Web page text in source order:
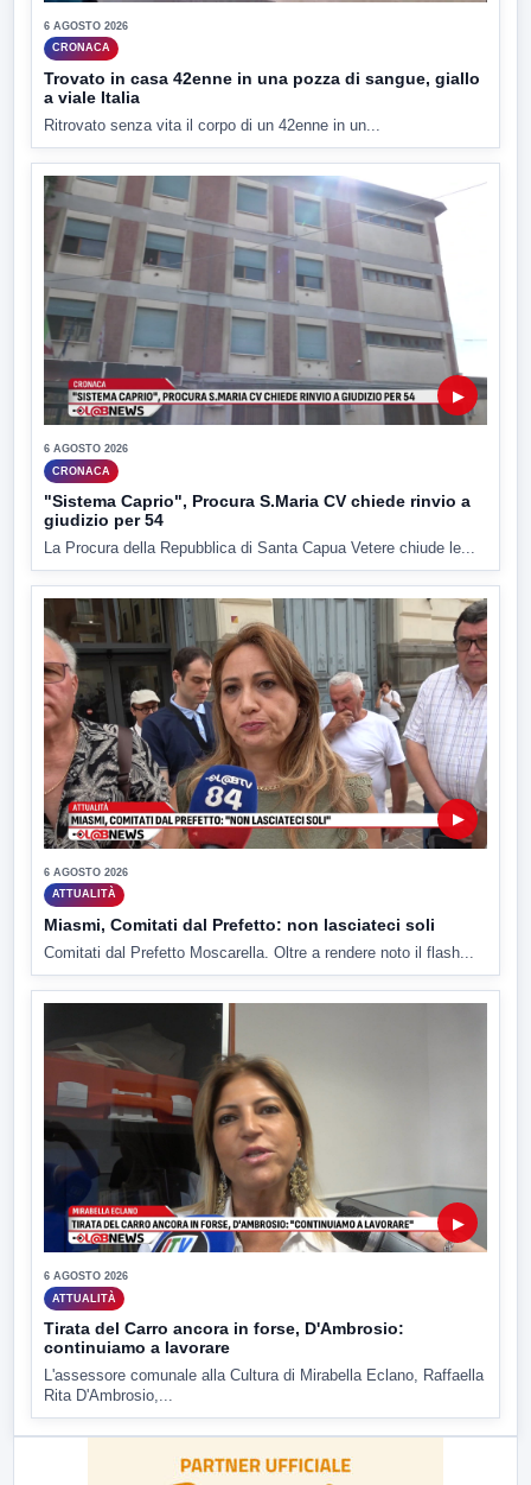
6 AGOSTO 2026
CRONACA
Trovato in casa 42enne in una pozza di sangue, giallo
a viale Italia
Ritrovato senza vita il corpo di un 42enne in un...
▶
6 AGOSTO 2026
CRONACA
"Sistema Caprio", Procura S.Maria CV chiede rinvio a
giudizio per 54
La Procura della Repubblica di Santa Capua Vetere chiude le...
▶
6 AGOSTO 2026
ATTUALITÀ
Miasmi, Comitati dal Prefetto: non lasciateci soli
Comitati dal Prefetto Moscarella. Oltre a rendere noto il flash...
▶
6 AGOSTO 2026
ATTUALITÀ
Tirata del Carro ancora in forse, D'Ambrosio:
continuiamo a lavorare
L'assessore comunale alla Cultura di Mirabella Eclano, Raffaella
Rita D'Ambrosio,...